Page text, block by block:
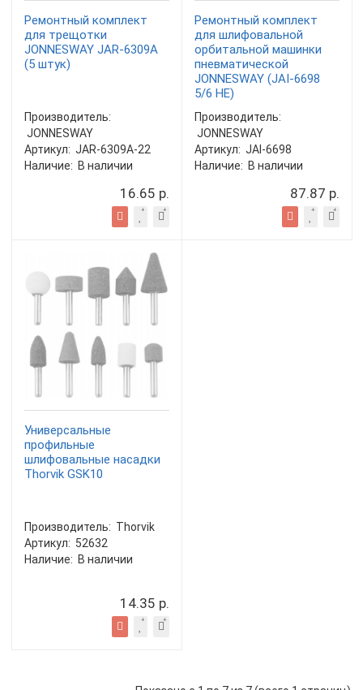
Ремонтный комплект
для трещотки
JONNESWAY JAR-6309A
(5 штук)
Производитель:
JONNESWAY
Артикул: JAR-6309A-22
Наличие: В наличии
16.65 р.
Ремонтный комплект
для шлифовальной
орбитальной машинки
пневматической
JONNESWAY (JAI-6698
5/6 HE)
Производитель:
JONNESWAY
Артикул: JAI-6698
Наличие: В наличии
87.87 р.
Универсальные
профильные
шлифовальные насадки
Thorvik GSK10
Производитель: Thorvik
Артикул: 52632
Наличие: В наличии
14.35 р.